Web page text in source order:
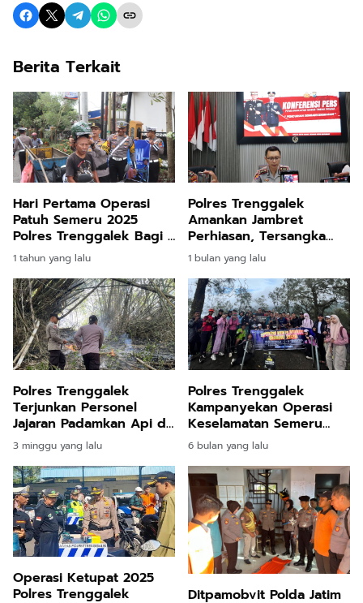
Berita Terkait
Hari Pertama Operasi
Patuh Semeru 2025
Polres Trenggalek Bagi -
bagi Helm Gratis
1 tahun yang lalu
Polres Trenggalek
Amankan Jambret
Perhiasan, Tersangka
Lima Kali Masuk Bui
1 bulan yang lalu
Polres Trenggalek
Terjunkan Personel
Jajaran Padamkan Api di
Gunung Orak Arik
3 minggu yang lalu
Polres Trenggalek
Kampanyekan Operasi
Keselamatan Semeru
2026 Dengan 'Muncak
Bareng'
6 bulan yang lalu
Operasi Ketupat 2025
Polres Trenggalek
Ditpamobvit Polda Jatim